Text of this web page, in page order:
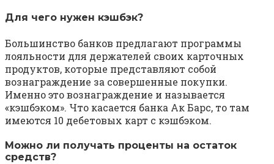
Для чего нужен кэшбэк?
Большинство банков предлагают программы
лояльности для держателей своих карточных
продуктов, которые представляют собой
вознаграждение за совершенные покупки.
Именно это вознаграждение и называется
«кэшбэком». Что касается банка Ак Барс, то там
имеются 10 дебетовых карт с кэшбэком.
Можно ли получать проценты на остаток
средств?